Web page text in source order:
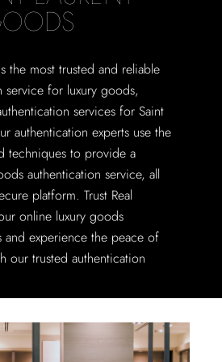
the most trusted and reliable
service for luxury goods,
services for Saint
authentication experts use the
techniques to provide a
authentication service, all
platform. Trust Real
online luxury goods
and experience the peace of
our trusted authentication